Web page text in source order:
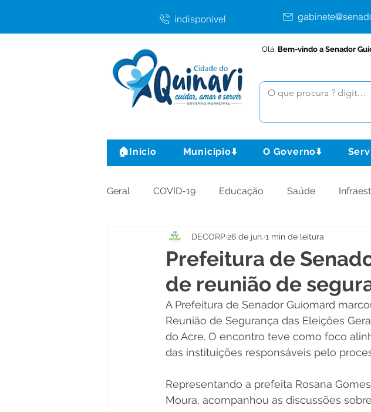
indisponível
Olá, Bem-vindo a Senador
🏠Início Município⬇️ O Governo⬇️
Geral COVID-19 Educação Saúde
Agricultura e Produção Comunidade
Políticas Públicas Cultura Desporto e Lazer
Vacinômetro Dengue Convênios
Licitações Esportes Procuradoria
Prefeitura de
de reunião de
DECORP 26 de jun. 1 min de leitura
A Prefeitura de Senador Guiomard
Reunião de Segurança das Eleições
do Acre. O encontro teve como foco
das instituições responsáveis pelo
Representando a prefeita Rosana
Moura, acompanhou as discussões